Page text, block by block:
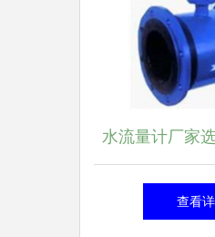
水流量计厂家
选购达标
查看